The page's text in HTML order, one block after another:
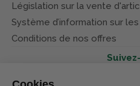
Législation sur la vente
Système d’information sur les
Conditions de nos offres